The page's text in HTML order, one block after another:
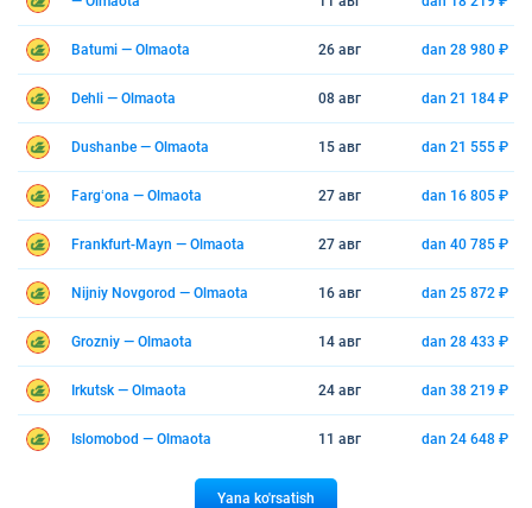
Batumi — Olmaota 26 авг dan 28 980 ₽
Dehli — Olmaota 08 авг dan 21 184 ₽
Dushanbe — Olmaota 15 авг dan 21 555 ₽
Fargʻona — Olmaota 27 авг dan 16 805 ₽
Frankfurt-Mayn — Olmaota 27 авг dan 40 785 ₽
Nijniy Novgorod — Olmaota 16 авг dan 25 872 ₽
Grozniy — Olmaota 14 авг dan 28 433 ₽
Irkutsk — Olmaota 24 авг dan 38 219 ₽
Islomobod — Olmaota 11 авг dan 24 648 ₽
Yana ko'rsatish